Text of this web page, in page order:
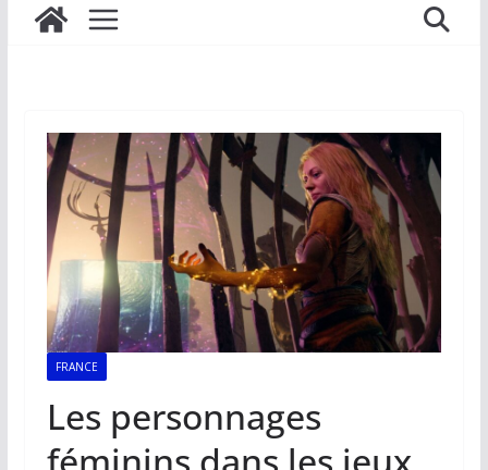
FRANCE
Les personnages
féminins dans les jeux